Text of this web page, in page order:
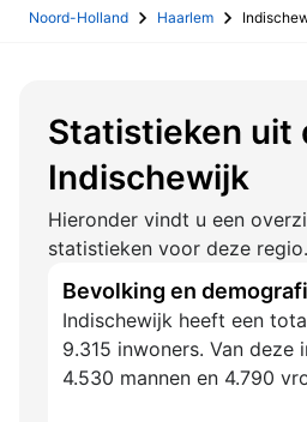
Noord-Holland Haarlem
Statistieken uit
Indischewijk
Hieronder vindt u een
statistieken voor deze regio.
Bevolking en
Indischewijk heeft een
9.315 inwoners. Van deze
4.530 mannen en 4.790